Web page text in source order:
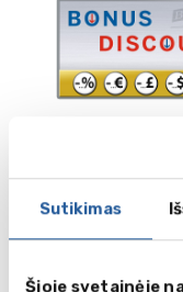
Sutikimas
Šioje svetainėje
Patiko
Susisiekite su
rytoj! Rašykite